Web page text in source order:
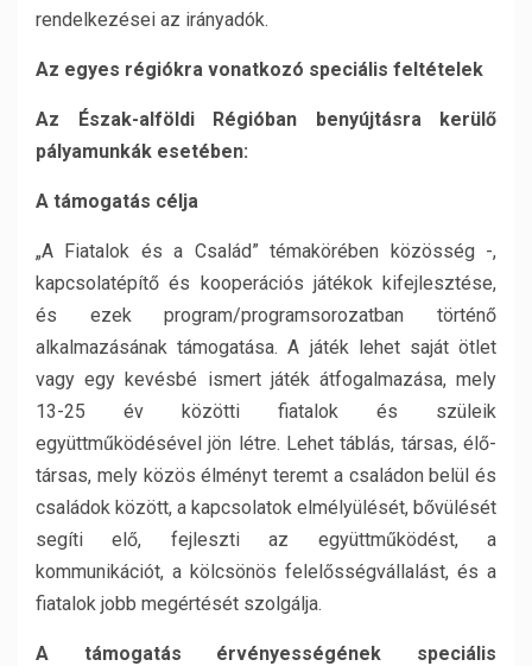
rendelkezései az irányadók.
Az egyes régiókra vonatkozó speciális feltételek
Az Észak-alföldi Régióban benyújtásra kerülő
pályamunkák esetében:
A támogatás célja
„A Fiatalok és a Család” témakörében közösség -,
kapcsolatépítő és kooperációs játékok kifejlesztése,
és ezek program/programsorozatban történő
alkalmazásának támogatása. A játék lehet saját ötlet
vagy egy kevésbé ismert játék átfogalmazása, mely
13-25 év közötti fiatalok és szüleik
együttműködésével jön létre. Lehet táblás, társas, élő-
társas, mely közös élményt teremt a családon belül és
családok között, a kapcsolatok elmélyülését, bővülését
segíti elő, fejleszti az együttműködést, a
kommunikációt, a kölcsönös felelősségvállalást, és a
fiatalok jobb megértését szolgálja.
A támogatás érvényességének speciális